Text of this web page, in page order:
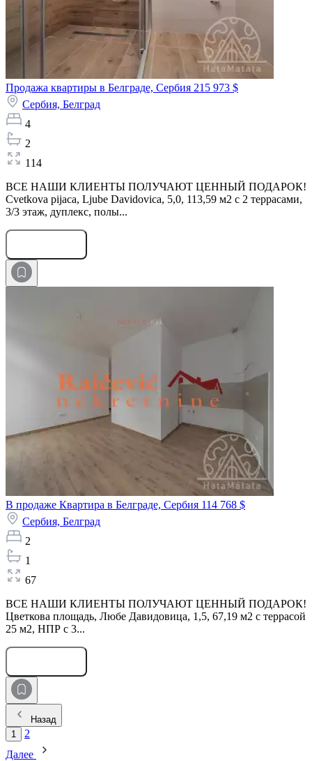
Продажа квартиры в Белграде, Сербия 215 973 $
Сербия, Белград
4
2
114
ВСЕ НАШИ КЛИЕНТЫ ПОЛУЧАЮТ ЦЕННЫЙ ПОДАРОК!
Cvetkova pijaca, Ljube Davidovica, 5,0, 113,59 м2 с 2 террасами,
3/3 этаж, дуплекс, полы...
В продаже Квартира в Белграде, Сербия 114 768 $
Сербия, Белград
2
1
67
ВСЕ НАШИ КЛИЕНТЫ ПОЛУЧАЮТ ЦЕННЫЙ ПОДАРОК!
Цветкова площадь, Любе Давидовица, 1,5, 67,19 м2 с террасой
25 м2, НПР с 3...
Назад
1
2
Далее